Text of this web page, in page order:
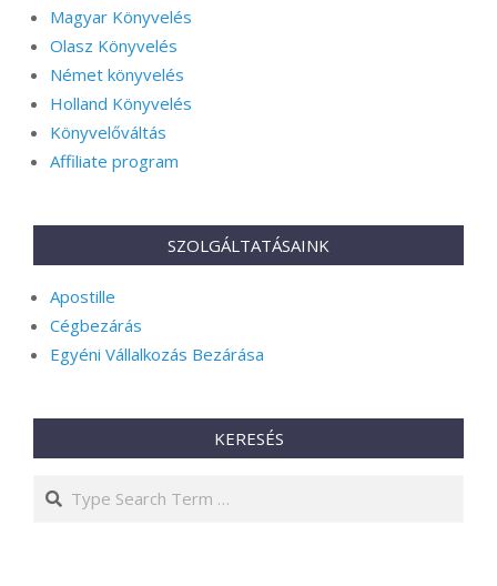
Magyar Könyvelés
Olasz Könyvelés
Német könyvelés
Holland Könyvelés
Könyvelőváltás
Affiliate program
SZOLGÁLTATÁSAINK
Apostille
Cégbezárás
Egyéni Vállalkozás Bezárása
KERESÉS
Search